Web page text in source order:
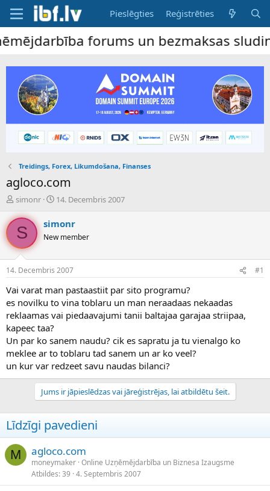
Pieslēgties Reģistrēties
forums un bezmaksas
Treidings, Forex, Likumdošana, Finanses
agloco.com
P
v
e
d
i
n
a
u
z
s
ā
c
ē
s
simonr
S
k
m
a
u
m
s
14. Decembris 2007
S simonr
New member
14. Decembris 2007 #1
Vai varat man pastaastiit par sito programu?
es novilku to vina toblaru un man neraadaas nekaadas
reklaamas vai piedaavajumi tanii baltajaa garajaa striipaa,
kapeec taa?
Un par ko sanem naudu? cik es sapratu ja tu vienalgo ko
meklee ar to toblaru tad sanem un ar ko veel?
un kur var redzeet savu naudas bilanci?
Jums ir jāpieslēdzas vai jāreģistrējas, lai atbildētu šeit.
Līdzīgi pavedieni
M agloco.com
moneymaker Online Uzņēmējdarbība un Biznesa Izaugsme
Atbildes 39 4. Septembris 2007